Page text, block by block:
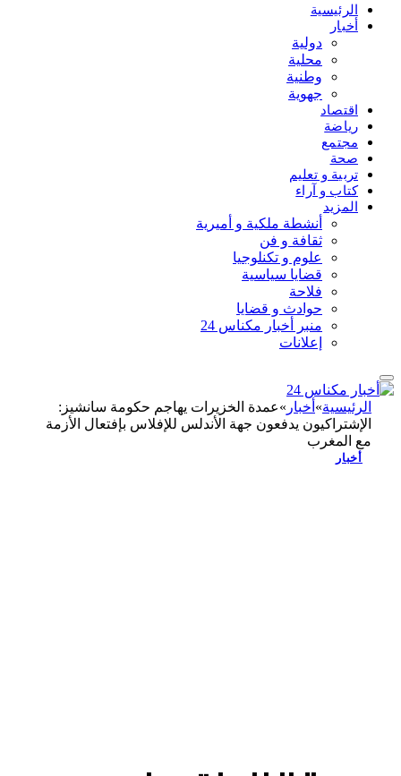
الرئيسية
أخبار
دولية
محلية
وطنية
جهوية
اقتصاد
رياضة
مجتمع
صحة
تربية و تعليم
كتاب و آراء
المزيد
أنشطة ملكية و أميرية
ثقافة و فن
علوم و تكنلوجيا
قضايا سياسية
فلاحة
حوادث و قضايا
منبر أخبار مكناس 24
إعلانات
الرئيسية» أخبار »عمدة الخزيرات يهاجم حكومة سانشيز:
الإشتراكيون يدفعون جهة الأندلس للإفلاس بإفتعال الأزمة
مع المغرب
أخبار